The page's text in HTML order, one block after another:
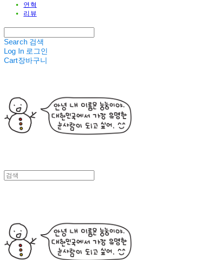
연혁
리뷰
Search 검색
Log In 로그인
Cart장바구니